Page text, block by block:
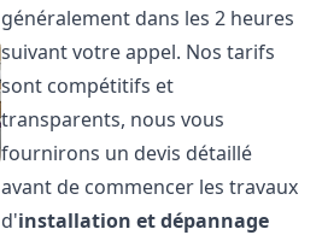
généralement dans les 2 heures
suivant votre appel. Nos tarifs
sont compétitifs et
transparents, nous vous
fournirons un devis détaillé
avant de commencer les travaux
d'installation et dépannage